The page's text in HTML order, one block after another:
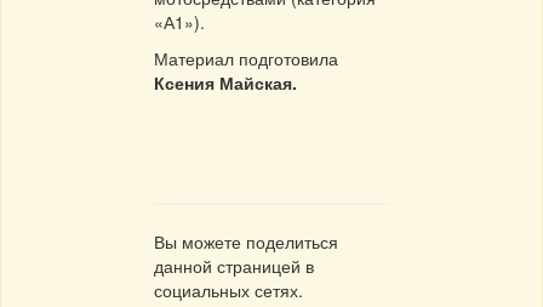
«А1»).
Материал подготовила
Ксения Майская.
Вы можете поделиться
данной страницей в
социальных сетях.